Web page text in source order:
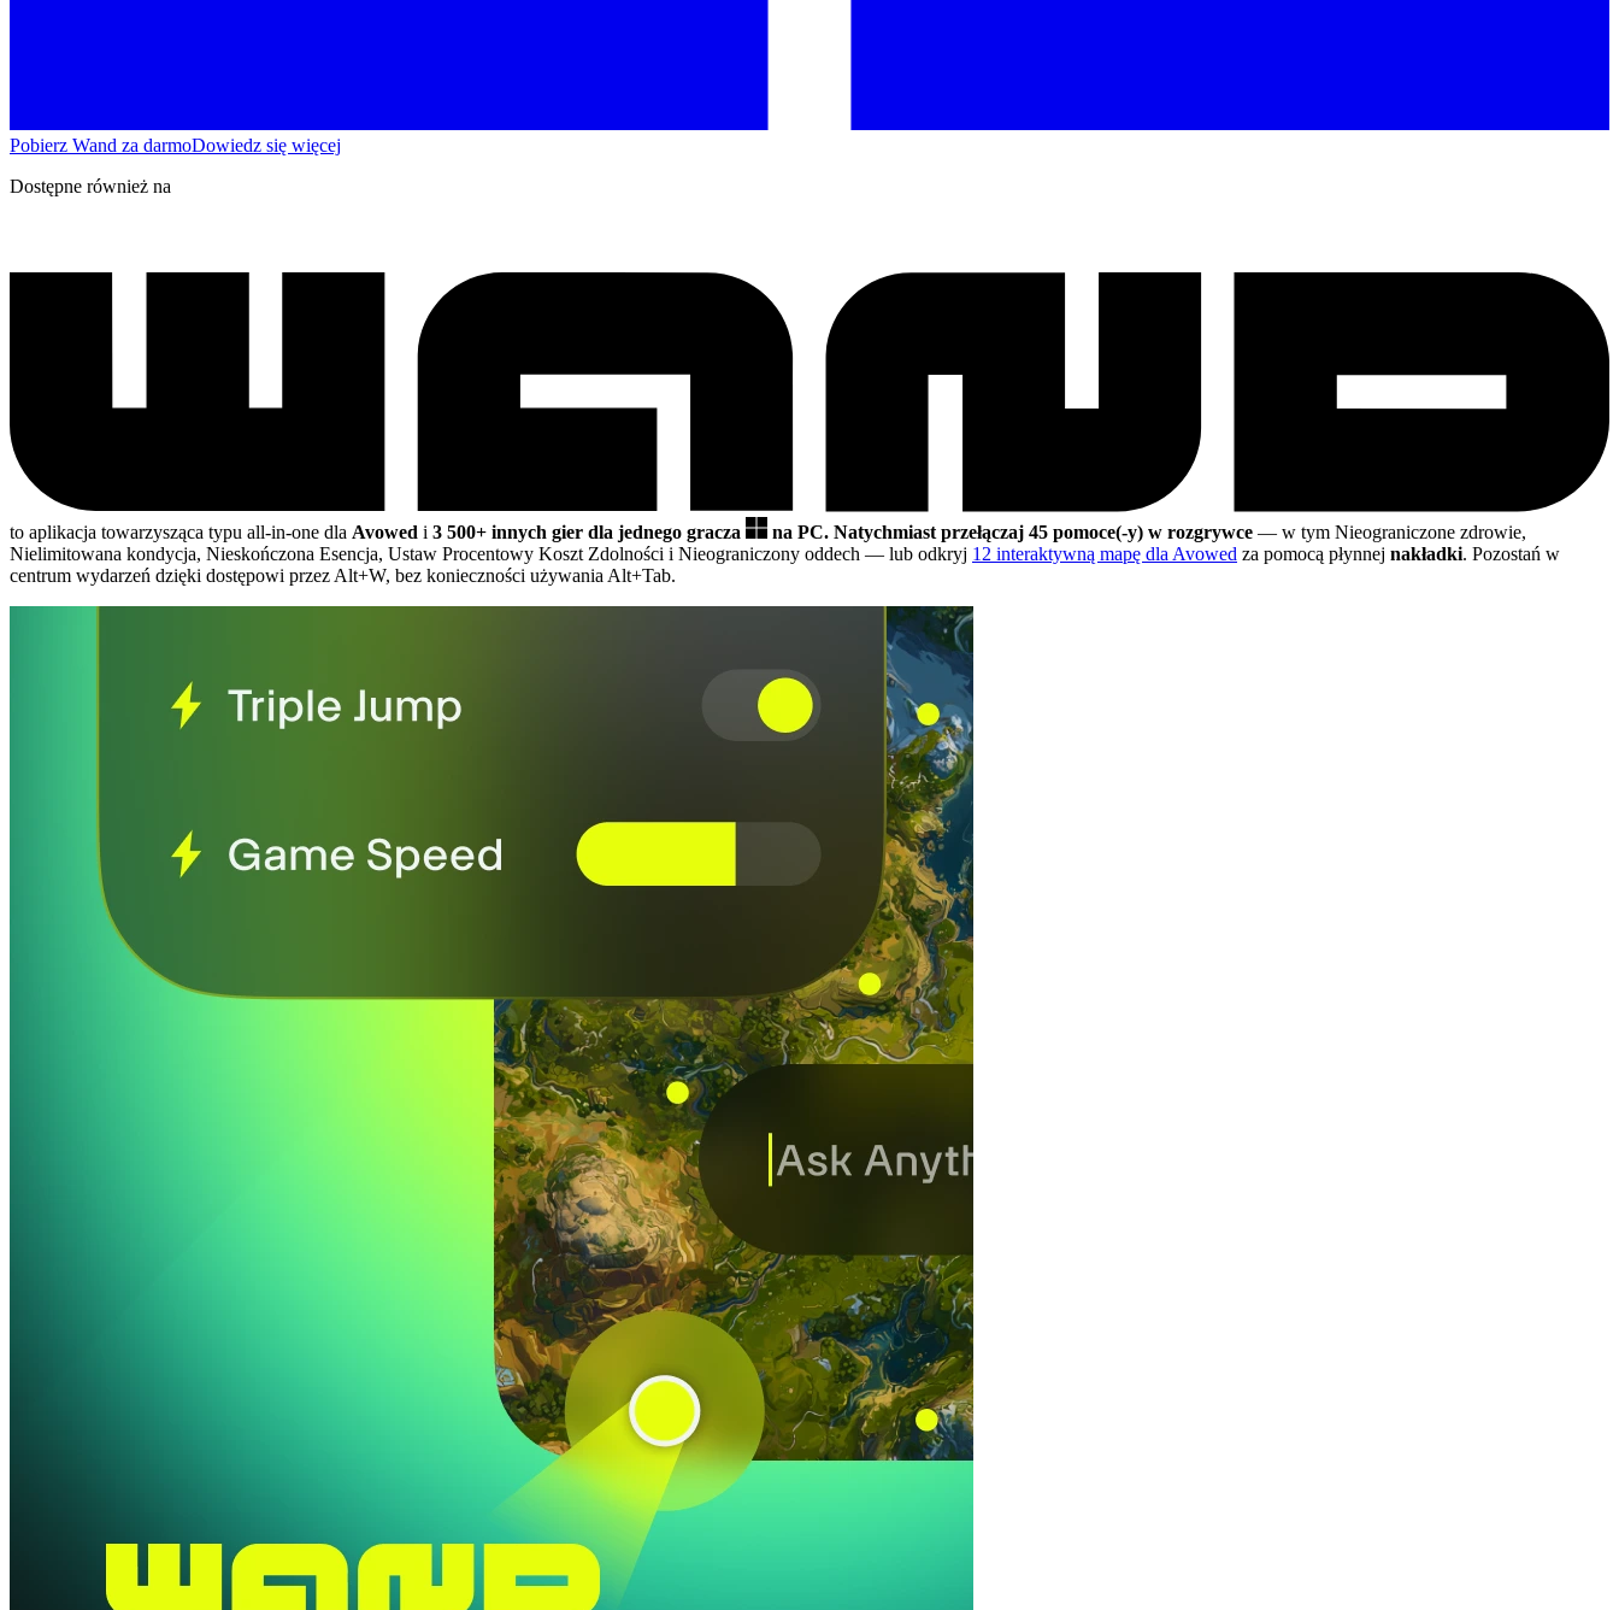
Pobierz Wand za darmoDowiedz się więcej
Dostępne również na
to aplikacja towarzysząca typu all-in-one dla Avowed i 3 500+ innych gier dla jednego gracza na PC. Natychmiast przełączaj 45 pomoce(-y) w rozgrywce — w tym Nieograniczone zdrowie,
Nielimitowana kondycja, Nieskończona Esencja, Ustaw Procentowy Koszt Zdolności i Nieograniczony oddech — lub odkryj 12 interaktywną mapę dla Avowed za pomocą płynnej nakładki. Pozostań w
centrum wydarzeń dzięki dostępowi przez Alt+W, bez konieczności używania Alt+Tab.